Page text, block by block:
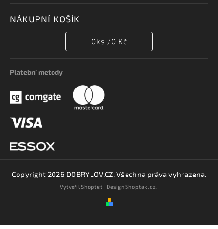
NÁKUPNÍ KOŠÍK
0ks /0 Kč
Platební metody
Copyright 2026 DOBRYLOV.CZ. Všechna práva vyhrazena.
VytvořilShoptet | DesignShoptak.cz.